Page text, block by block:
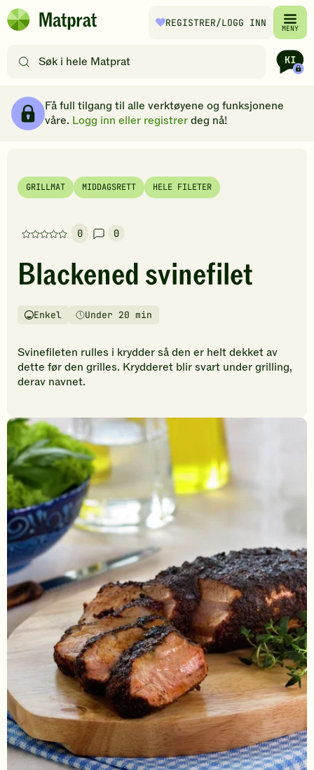
Hopp til hovedinnhold
Matprat
REGISTRER/LOGG INN MENY
etter
filtre
Få full tilgang til alle verktøyene og funksjonene
våre. Logg inn eller registrerdeg nå!
GRILLMAT MIDDAGSRETT HELE FILETER
0
Denne
har
foreløpig
vurderinger.
den
første
til
denne
oppskriften.
0
Blackened svinefilet
Vanskelighetsgrad
Enkel
TilberedningstidUnder 20 min
Svinefileten rulles i krydder så den er helt dekket av
dette før den grilles. Krydderet blir svart under grilling,
derav navnet.